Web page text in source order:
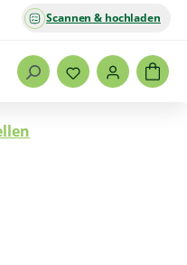
Scannen & hochladen